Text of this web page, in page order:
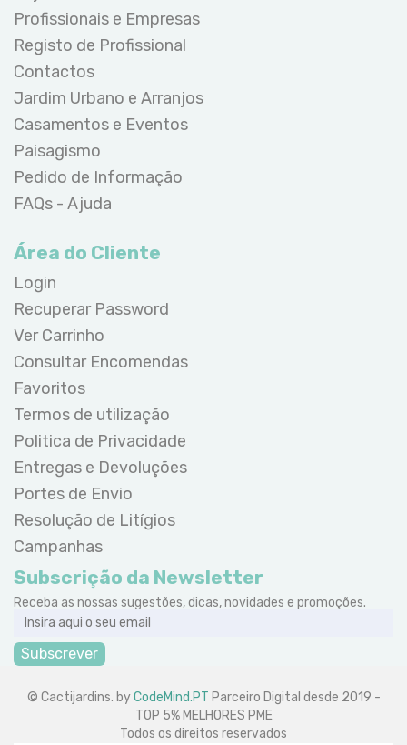
Profissionais e Empresas
Registo de Profissional
Contactos
Jardim Urbano e Arranjos
Casamentos e Eventos
Paisagismo
Pedido de Informação
FAQs - Ajuda
Área do Cliente
Login
Recuperar Password
Ver Carrinho
Consultar Encomendas
Favoritos
Termos de utilização
Politica de Privacidade
Entregas e Devoluções
Portes de Envio
Resolução de Litígios
Campanhas
Subscrição da Newsletter
Receba as nossas sugestões, dicas, novidades e promoções.
Subscrever
© Cactijardins. byCodeMind.PT Parceiro Digital desde 2019 -
TOP 5% MELHORES PME
Todos os direitos reservados